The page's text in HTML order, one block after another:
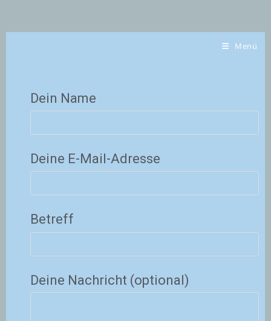
Menü
Dein Name
Deine E-Mail-Adresse
Betreff
Deine Nachricht (optional)